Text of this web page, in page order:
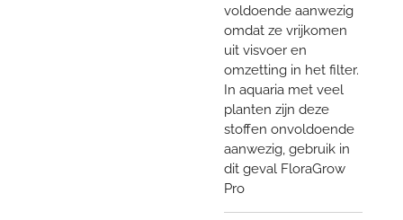
voldoende aanwezig
omdat ze vrijkomen
uit visvoer en
omzetting in het filter.
In aquaria met veel
planten zijn deze
stoffen onvoldoende
aanwezig, gebruik in
dit geval FloraGrow
Pro